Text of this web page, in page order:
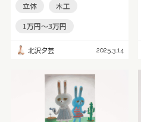
立体
木工
1万円～3万円
北沢夕芸 2025.3.14